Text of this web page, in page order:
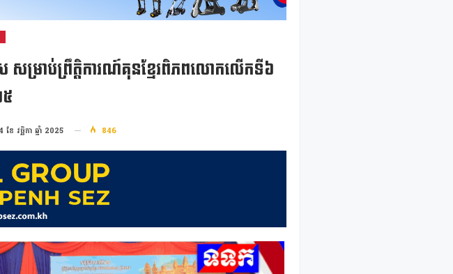
ម្រាប់ព្រឹត្តិការណ៍គុនខ្មែរពិភពលោកលើកទី៦
ខែ វច្ឆិកា ឆ្នាំ 2025 846